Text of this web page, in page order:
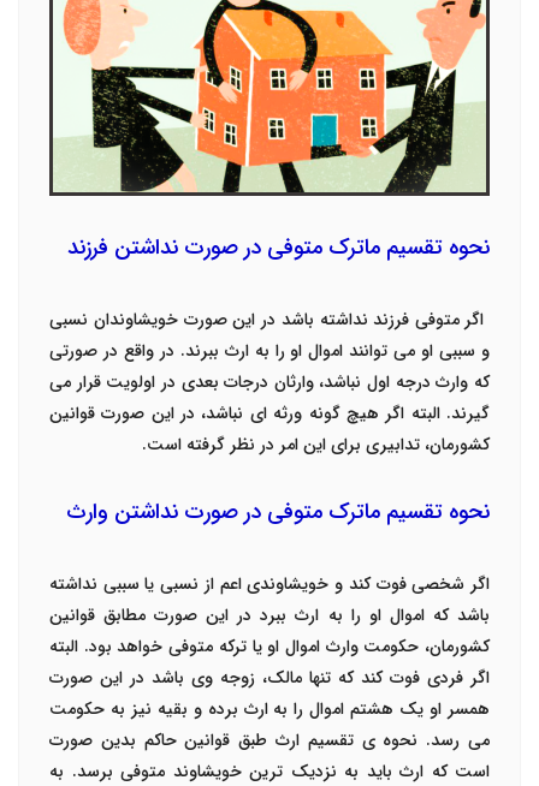
نحوه تقسیم ماترک متوفی در صورت نداشتن فرزند
اگر متوفی فرزند نداشته باشد در این صورت خویشاوندان نسبی
و سببی او می توانند اموال او را به ارث ببرند. در واقع در صورتی
که وارث درجه اول نباشد، وارثان درجات بعدی در اولویت قرار می
گیرند. البته اگر هیچ گونه ورثه ای نباشد، در این صورت قوانین
کشورمان، تدابیری برای این امر در نظر گرفته است.
نحوه تقسیم ماترک متوفی در صورت نداشتن وارث
اگر شخصی فوت کند و خویشاوندی اعم از نسبی یا سببی نداشته
باشد که اموال او را به ارث ببرد در این صورت مطابق قوانین
کشورمان، حکومت وارث اموال او یاترکه متوفی خواهد بود. البته
اگر فردی فوت کند که تنها مالک، زوجه وی باشد در این صورت
همسر او یک هشتم اموال را به ارث برده و بقیه نیز به حکومت
می رسد. نحوه ی تقسیم ارث طبق قوانین حاکم بدین صورت
است که ارث باید به نزدیک ترین خویشاوند متوفی برسد. به